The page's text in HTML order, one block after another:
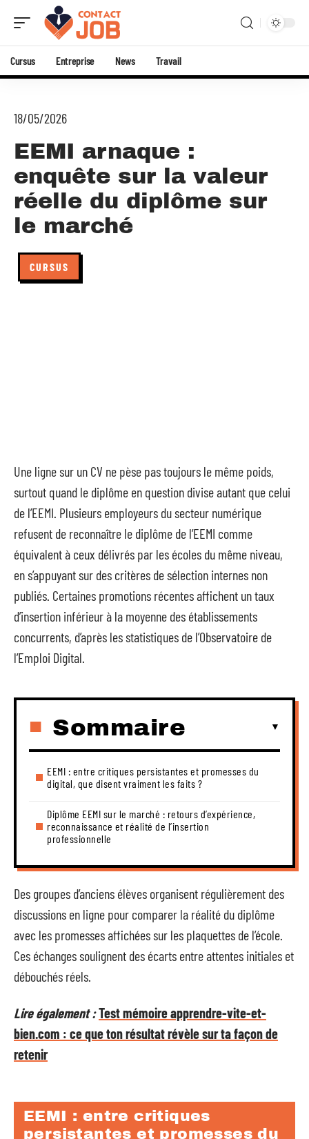
Cursus Entreprise News Travail
18/05/2026
EEMI arnaque :
enquête sur la valeur
réelle du diplôme sur
le marché
CURSUS
Une ligne sur un CV ne pèse pas toujours le même poids,
surtout quand le diplôme en question divise autant que celui
de l’EEMI. Plusieurs employeurs du secteur numérique
refusent de reconnaître le diplôme de l’EEMI comme
équivalent à ceux délivrés par les écoles du même niveau,
en s’appuyant sur des critères de sélection internes non
publiés. Certaines promotions récentes affichent un taux
d’insertion inférieur à la moyenne des établissements
concurrents, d’après les statistiques de l’Observatoire de
l’Emploi Digital.
Sommaire
EEMI : entre critiques persistantes et promesses du
digital, que disent vraiment les faits ?
Diplôme EEMI sur le marché : retours d’expérience,
reconnaissance et réalité de l’insertion
professionnelle
Des groupes d’anciens élèves organisent régulièrement des
discussions en ligne pour comparer la réalité du diplôme
avec les promesses affichées sur les plaquettes de l’école.
Ces échanges soulignent des écarts entre attentes initiales et
débouchés réels.
Lire également :Test mémoire apprendre-vite-et-
bien.com : ce que ton résultat révèle sur ta façon de
retenir
EEMI : entre critiques
persistantes et promesses du